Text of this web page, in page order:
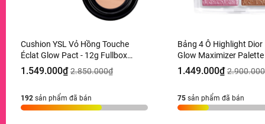
Cushion YSL Vỏ Hồng Touche
Éclat Glow Pact - 12g Fullbox
Hàng Duty
1.549.000₫ 2.850.000₫
192 sản phẩm đã bán
Bảng 4 Ô Highlight
Glow Maximizer
10g Hàng Duty
1.449.000₫
75sản phẩm đã bán